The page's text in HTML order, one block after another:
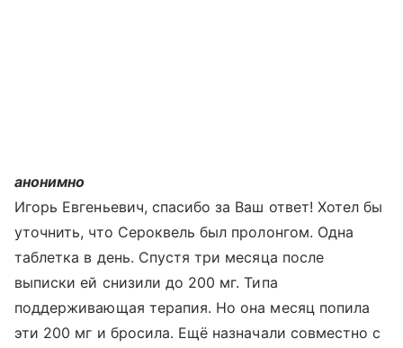
анонимно
Игорь Евгеньевич, спасибо за Ваш ответ! Хотел бы
уточнить, что Сероквель был пролонгом. Одна
таблетка в день. Спустя три месяца после
выписки ей снизили до 200 мг. Типа
поддерживающая терапия. Но она месяц попила
эти 200 мг и бросила. Ещё назначали совместно с